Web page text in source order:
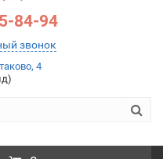
84-94
звонок
4